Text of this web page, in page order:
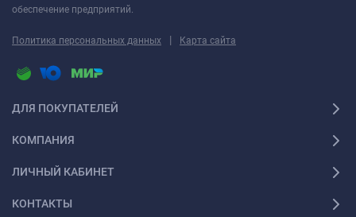
обеспечение предприятий.
Политика персональных данных | Карта сайта
ДЛЯ ПОКУПАТЕЛЕЙ
КОМПАНИЯ
ЛИЧНЫЙ КАБИНЕТ
КОНТАКТЫ